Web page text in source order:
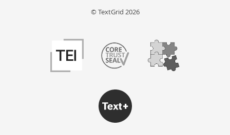
© TextGrid 2026